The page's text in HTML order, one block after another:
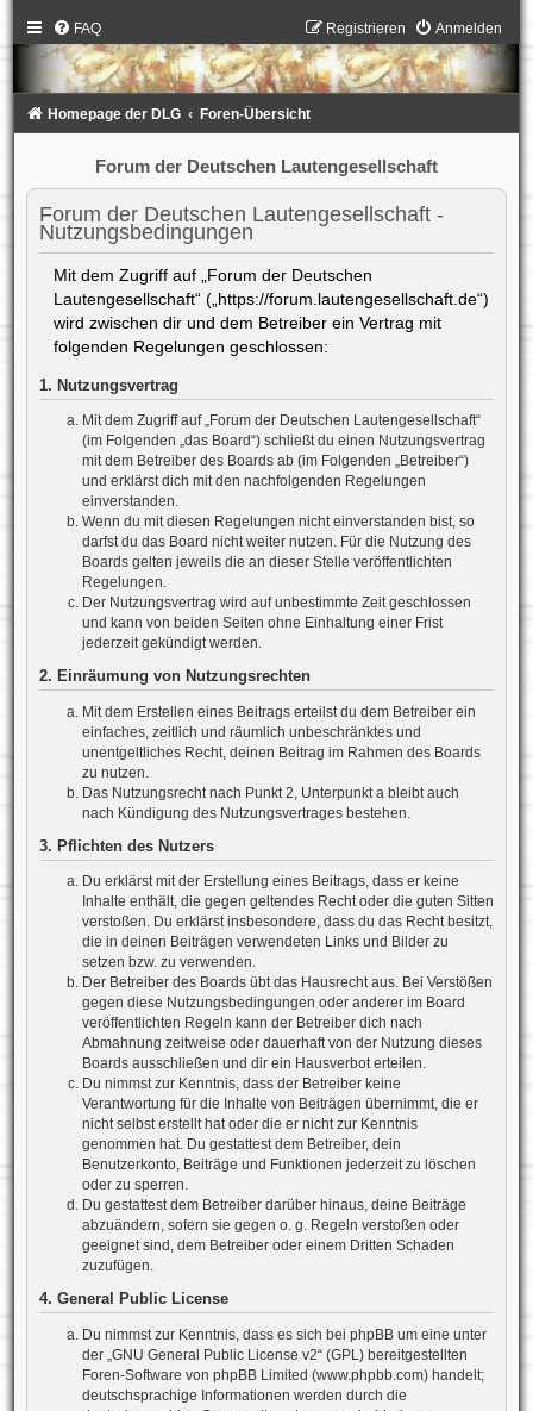
FAQ Anmelden
Registrieren
Homepage der DLG Foren-Übersicht
Forum der Deutschen Lautengesellschaft
Forum der Deutschen Lautengesellschaft -
Nutzungsbedingungen
Mit dem Zugriff auf „Forum der Deutschen
Lautengesellschaft“ („https://forum.lautengesellschaft.de“)
wird zwischen dir und dem Betreiber ein Vertrag mit
folgenden Regelungen geschlossen:
1. Nutzungsvertrag
Mit dem Zugriff auf „Forum der Deutschen Lautengesellschaft“
(im Folgenden „das Board“) schließt du einen Nutzungsvertrag
mit dem Betreiber des Boards ab (im Folgenden „Betreiber“)
und erklärst dich mit den nachfolgenden Regelungen
einverstanden.
Wenn du mit diesen Regelungen nicht einverstanden bist, so
darfst du das Board nicht weiter nutzen. Für die Nutzung des
Boards gelten jeweils die an dieser Stelle veröffentlichten
Regelungen.
Der Nutzungsvertrag wird auf unbestimmte Zeit geschlossen
und kann von beiden Seiten ohne Einhaltung einer Frist
jederzeit gekündigt werden.
2. Einräumung von Nutzungsrechten
Mit dem Erstellen eines Beitrags erteilst du dem Betreiber ein
einfaches, zeitlich und räumlich unbeschränktes und
unentgeltliches Recht, deinen Beitrag im Rahmen des Boards
zu nutzen.
Das Nutzungsrecht nach Punkt 2, Unterpunkt a bleibt auch
nach Kündigung des Nutzungsvertrages bestehen.
3. Pflichten des Nutzers
Du erklärst mit der Erstellung eines Beitrags, dass er keine
Inhalte enthält, die gegen geltendes Recht oder die guten Sitten
verstoßen. Du erklärst insbesondere, dass du das Recht besitzt,
die in deinen Beiträgen verwendeten Links und Bilder zu
setzen bzw. zu verwenden.
Der Betreiber des Boards übt das Hausrecht aus. Bei Verstößen
gegen diese Nutzungsbedingungen oder anderer im Board
veröffentlichten Regeln kann der Betreiber dich nach
Abmahnung zeitweise oder dauerhaft von der Nutzung dieses
Boards ausschließen und dir ein Hausverbot erteilen.
Du nimmst zur Kenntnis, dass der Betreiber keine
Verantwortung für die Inhalte von Beiträgen übernimmt, die er
nicht selbst erstellt hat oder die er nicht zur Kenntnis
genommen hat. Du gestattest dem Betreiber, dein
Benutzerkonto, Beiträge und Funktionen jederzeit zu löschen
oder zu sperren.
Du gestattest dem Betreiber darüber hinaus, deine Beiträge
abzuändern, sofern sie gegen o. g. Regeln verstoßen oder
geeignet sind, dem Betreiber oder einem Dritten Schaden
zuzufügen.
4. General Public License
Du nimmst zur Kenntnis, dass es sich bei phpBB um eine unter
der „ GNU General Public License v2“ (GPL) bereitgestellten
Foren-Software von phpBB Limited (www.phpbb.com) handelt;
deutschsprachige Informationen werden durch die